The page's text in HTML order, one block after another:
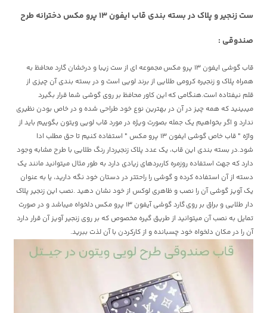
ست زنجیر و پلاک در بسته بندی قاب ایفون 13 پرو مکس دخترانه
طرح
صندوقی :
قاب گوشی ایفون 13 پرو مکس
مجموعه ای از ست زیبا و درخشان گارد محافظ به
همراه پلاک و زنجیره کرومی طلایی از برند لویی است و در بسته بندی آن چیزی از
قلم نیفتاده است.هنگامی که این کاور محافظ بر روی گوشی شما قرار بگیرد
میبینید که همه چیز در آن در بهترین نوع خود طراحی شده و در خاص بودن نظیری
ندارد و اگر بخواهیم یک جمله بصورت ویژه در مورد قاب لویی ویتون بگوییم باید از
واژه " قاب خاص گوشی ایفون 13 پرو مکس " استفاده کنیم تا حق مطلب ادا
شود.در بسته بندی این قاب، یک عدد پلاک زنجیردار رنگ طلایی با طرح مشابه وجود
دارد که جهت استفاده روزمره کاربردهای زیادی دارد به طور مثال میتوانید مانند یک
دسته از آن استفاده کرده و گوشی را راحتتر در دستان خود نگه دارید، یا به عنوان
یک آویز گوشی آن را نصب و ظاهری لوکس از خود نشان دهید .نصب این زنجیر پلاک
دار طلایی و براق بر رویگارد گوشی آیفون 13 پرو مکس
دلخواه میباشد و در صورت
تمایل به نصب آن میتوانید از طریق گیره مخصوص که بر روی زنجیر آویز آن قرار دارد
آن را در مکان دلخواه خود چسبانده و از کارکردن با آن لذت ببرید.